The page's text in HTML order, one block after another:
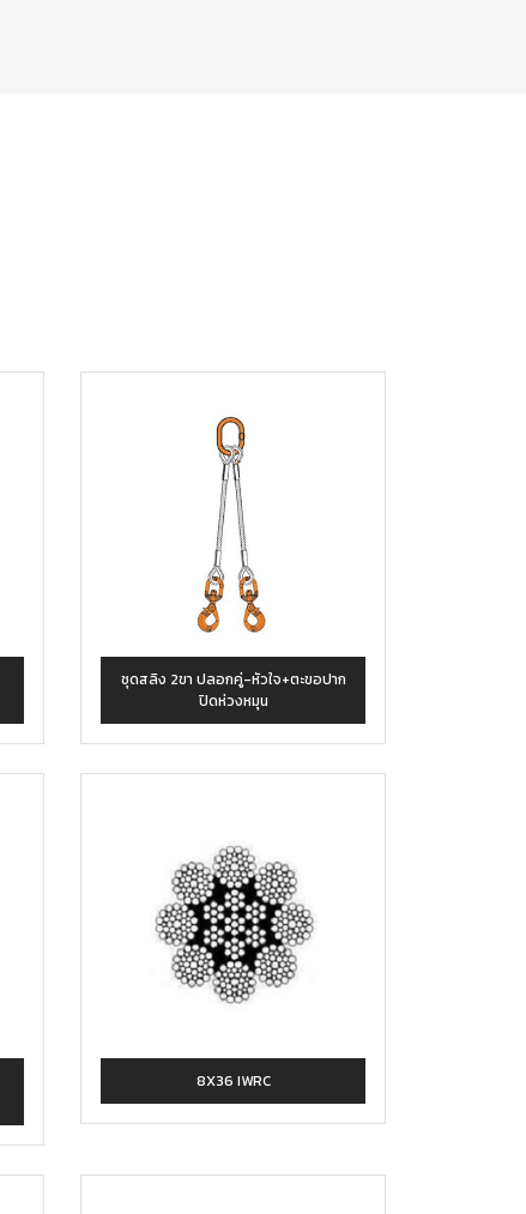
ชุดสลิง 2ขา ปลอกคู่-หัวใจ+ตะขอปาก
ปิดห่วงหมุน
8X36 IWRC